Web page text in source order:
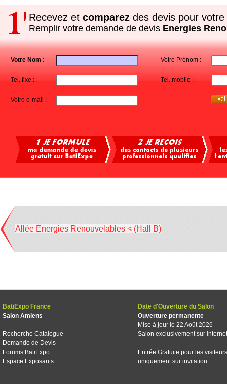
Recevez et comparez des devis pour votre
Remplir votre demande de devis Energies
Votre Nom : Votre Prénom :
Tel. fixe : Tel. mobile :
Votre e-mail :
Allée Energies Renouvelables < (Hall B)
BatiExpo France
Salon Amiens
Recherche Catalogue
Demande de Devis
Forums BatiExpo
Espace Exposants
Date d'Ouverture du Salon
Ouverture permanente
Mise à jour le 22 Août 2026
Salon exclusivement sur internet
Entrée Gratuite pour les visiteurs
uniquement sur invitation.